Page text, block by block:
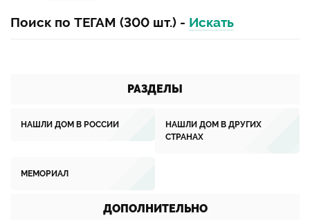
Поиск по ТЕГАМ (300 шт.) - Искать
РАЗДЕЛЫ
НАШЛИ ДОМ В РОССИИ
НАШЛИ ДОМ В ДРУГИХ
СТРАНАХ
МЕМОРИАЛ
ДОПОЛНИТЕЛЬНО